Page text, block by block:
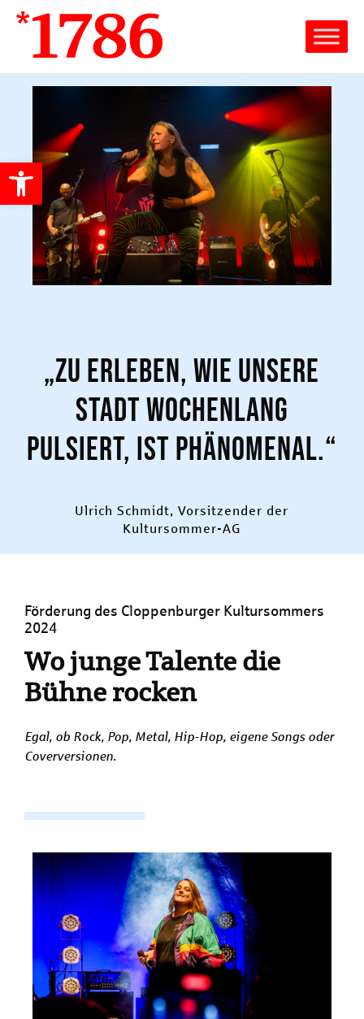
Werkzeugleiste öffnen
„Zu erleben, wie unsere
Stadt wochenlang
pulsiert, ist phänomenal.“
Ulrich Schmidt, Vorsitzender der
Kultursommer-AG
Förderung des Cloppenburger Kultursommers
2024
Wo junge Talente die
Bühne rocken
Egal, ob Rock, Pop, Metal, Hip-Hop, eigene Songs oder
Coverversionen.